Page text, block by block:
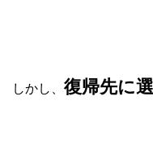
しかし、 復帰先に